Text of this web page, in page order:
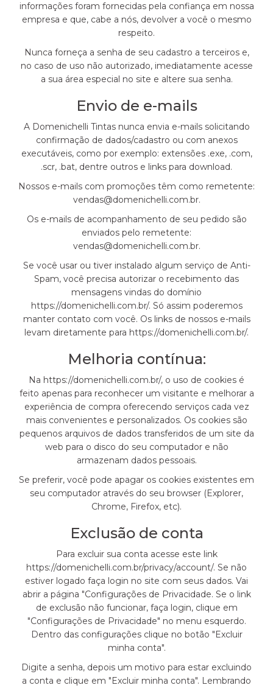
informações foram fornecidas pela confiança em nossa
empresa e que, cabe a nós, devolver a você o mesmo
respeito.
Nunca forneça a senha de seu cadastro a terceiros e,
no caso de uso não autorizado, imediatamente acesse
a sua área especial no site e altere sua senha.
Envio de e-mails
A Domenichelli Tintas nunca envia e-mails solicitando
confirmação de dados/cadastro ou com anexos
executáveis, como por exemplo: extensões .exe, .com,
.scr, .bat, dentre outros e links para download.
Nossos e-mails com promoções têm como remetente:
vendas@domenichelli.com.br.
Os e-mails de acompanhamento de seu pedido são
enviados pelo remetente:
vendas@domenichelli.com.br.
Se você usar ou tiver instalado algum serviço de Anti-
Spam, você precisa autorizar o recebimento das
mensagens vindas do domínio
https://domenichelli.com.br/. Só assim poderemos
manter contato com você. Os links de nossos e-mails
levam diretamente para https://domenichelli.com.br/.
Melhoria contínua:
Na https://domenichelli.com.br/, o uso de cookies é
feito apenas para reconhecer um visitante e melhorar a
experiência de compra oferecendo serviços cada vez
mais convenientes e personalizados. Os cookies são
pequenos arquivos de dados transferidos de um site da
web para o disco do seu computador e não
armazenam dados pessoais.
Se preferir, você pode apagar os cookies existentes em
seu computador através do seu browser (Explorer,
Chrome, Firefox, etc).
Exclusão de conta
Para excluir sua conta acesse este link
https://domenichelli.com.br/privacy/account/. Se não
estiver logado faça login no site com seus dados. Vai
abrir a página "Configurações de Privacidade. Se o link
de exclusão não funcionar, faça login, clique em
"Configurações de Privacidade" no menu esquerdo.
Dentro das configurações clique no botão "Excluir
minha conta".
Digite a senha, depois um motivo para estar excluindo
a conta e clique em "Excluir minha conta". Lembrando